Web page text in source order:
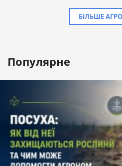
БІЛЬШЕ
Популярне